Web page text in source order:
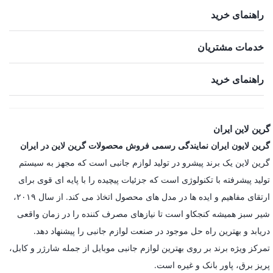
راهنمای خرید
خدمات مشتریان
راهنمای خرید
گرین لاین ایران
گرین لایون ایران نمایندگی رسمی فروش محصولات گرین لاین در ایران
گرین لاین یک برند پیشرو در تولید لوازم جانبی است که مجهز به سیستم
تولید پیشرفته با تکنولوژی است که جزئیات پیچیده را با پایه ای قوی برای
ارتقای مفاهیم و ایده ها در مدل های محصول اتخاذ می کند. از سال ۲۰۱۹،
شیر سبز همیشه کنجکاو است تا نیازهای مصرف کننده را در زمان واقعی
دریابد و بهترین راه حل موجود در صنعت لوازم جانبی را پیشنهاد دهد.
تمرکز ویژه برند بر روی بهترین لوازم جانبی موبایل از جمله شارژر و کابل،
پریز برق، پاور بانک و غیره است.